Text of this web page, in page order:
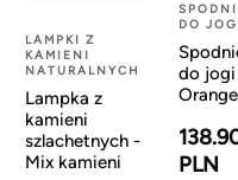
LAMPKI Z
KAMIENI
NATURALNYCH
Lampka z
kamieni
szlachetnych -
Mix kamieni
DO
do
Orange
PLN